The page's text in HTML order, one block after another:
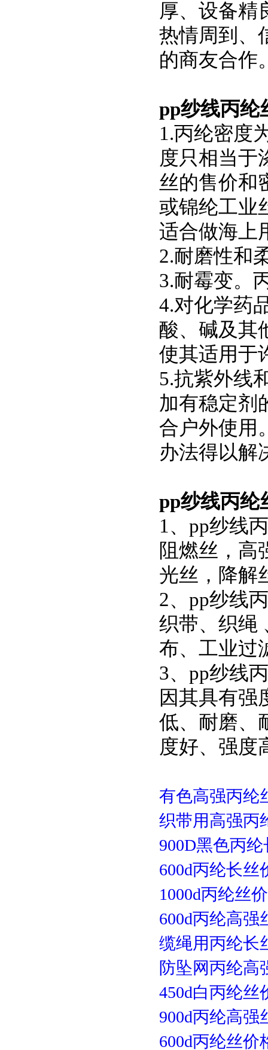
厚、设备精
热情周到、
的商友合作
pp纱线丙纶
1.丙纶密度
度只相当于
丝的售价和
或锦纶工业
适合做海上
2.耐磨性和
3.耐霉变。
4.对化学药
酸、碱及其
使其适用于
5.抗紫外线
加有稳定剂
合户外使用
办法得以解
pp纱线丙纶
1、pp纱线
阻燃丝，高
光丝，降解
2、pp纱线
织带、织绳
布、工业过
3、pp纱线
因其具有强
低、耐磨、
度好、强度
有色高强丙纶
织带用高强丙
900D黑色丙
600d丙纶长丝
1000d丙纶丝
600d丙纶高强
缆绳用丙纶长
防坠网丙纶高
450d白丙纶丝
900d丙纶高强
600d丙纶丝价